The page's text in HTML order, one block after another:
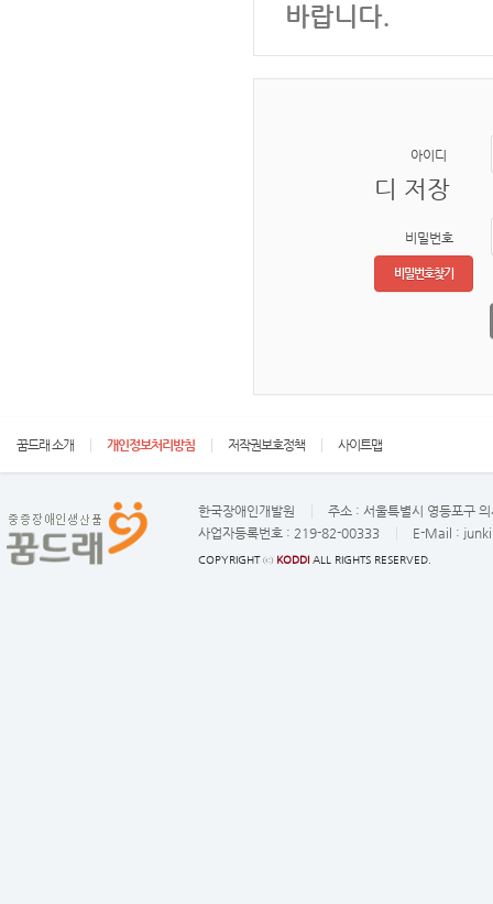
바랍니다.
아이디
디 저장
비밀번호
비밀번호찾기
꿈드래 소개 개인정보처리방침 저작권보호정책 사이트맵
한국장애인개발원 주소 : 서울특별시 영등포구
사업자등록번호 : 219-82-00333 E-Mail :
COPYRIGHT ⓒ KODDI ALL RIGHTS RESERVED.